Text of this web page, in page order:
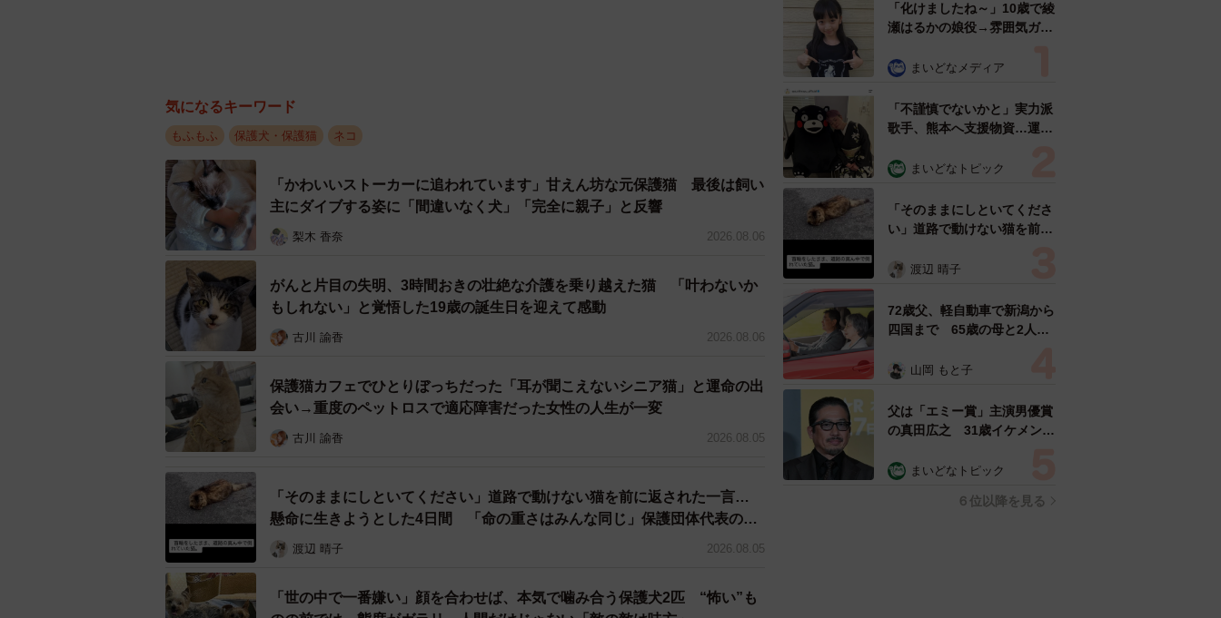
4/17
車で病院へ。今にも息絶えてしまいそうな状態だったルナちゃん（画像提供：なちゅふぉとさん）
そうして、ルナちゃんを連れて病院へ。
気になるキーワード
もふもふ 保護犬・保護猫 ネコ
「かわいいストーカーに追われています」甘えん坊な元保護猫 最後は飼い
主にダイブする姿に「間違いなく犬」「完全に親子」と反響
梨木 香奈 2026.08.06
がんと片目の失明、3時間おきの壮絶な介護を乗り越えた猫 「叶わないか
もしれない」と覚悟した19歳の誕生日を迎えて感動
古川 諭香 2026.08.06
保護猫カフェでひとりぼっちだった「耳が聞こえないシニア猫」と運命の出
会い→重度のペットロスで適応障害だった女性の人生が一変
古川 諭香 2026.08.05
「そのままにしといてください」道路で動けない猫を前に返された一言…
懸命に生きようとした4日間 「命の重さはみんな同じ」保護団体代表の訴
え
渡辺 晴子 2026.08.05
「世の中で一番嫌い」顔を合わせば、本気で噛み合う保護犬2匹 “怖い”も
「化けましたね～」10歳で綾
瀬はるかの娘役→雰囲気ガラ
雰囲気が」「宝塚に入れそ
まいどなメディア
「不謹慎でないかと」実力派
歌手、熊本へ支援物資…運搬
めらい 「痛いほど伝わる」
まいどなトピック
「そのままにしといてくださ
い」道路で動けない猫を前に
ようとした4日間 「命の重
表の訴え
渡辺 晴子
72歳父、軽自動車で新潟から
四国まで 65歳の母と2人で
憩まで分刻み… 「大学生で
山岡 もと子
父は「エミー賞」主演男優賞
の真田広之 31歳イケメン俳
「ガチヒロさんそっくり」
まいどなトピック
６位以降を見る